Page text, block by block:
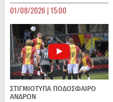
01/08/2026 | 15:00
ΣΤΙΓΜΙΟΤΥΠΑ ΠΟΔΌΣΦΑΙΡΟ
ΑΝΔΡΏΝ